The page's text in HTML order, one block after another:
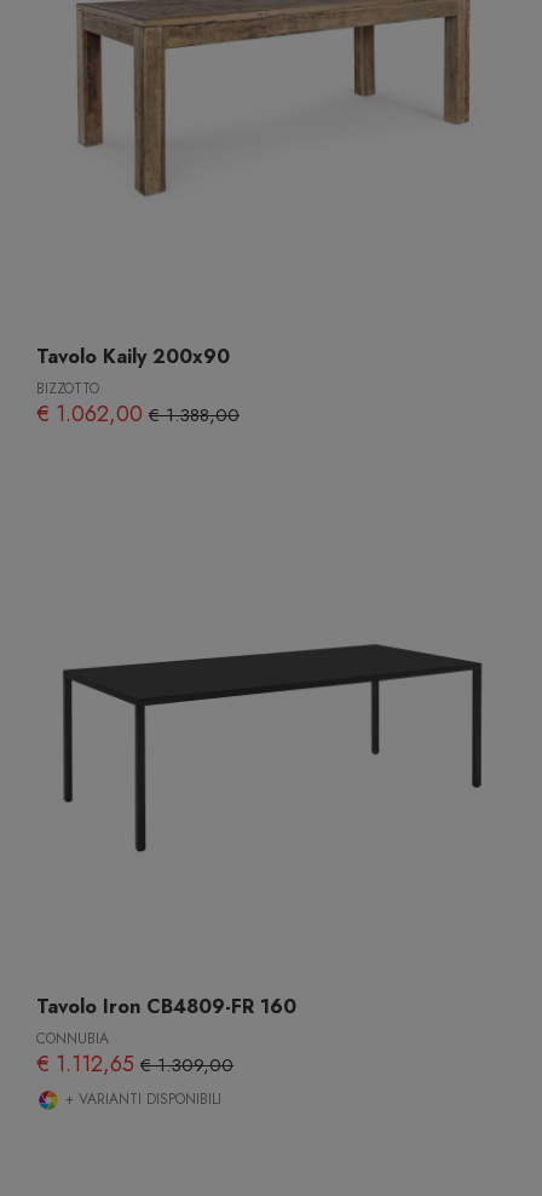
Tavolo Kaily 200x90
BIZZOTTO
€ 1.062,00 € 1.388,00
Tavolo Iron CB4809-FR 160
CONNUBIA
€ 1.112,65 € 1.309,00
+ VARIANTI DISPONIBILI